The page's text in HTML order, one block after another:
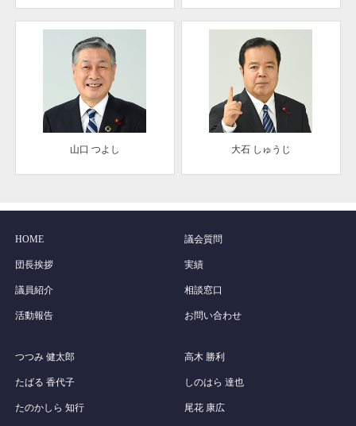
山口 つよし 大石 しゅうじ
HOME
団長挨拶
議員紹介
活動報告
議会質問
実績
相談窓口
お問い合わせ
つつみ 健太郎
たばる 香代子
たのかしら 知行
高木 勝利
しのはら 達也
尾花 康広